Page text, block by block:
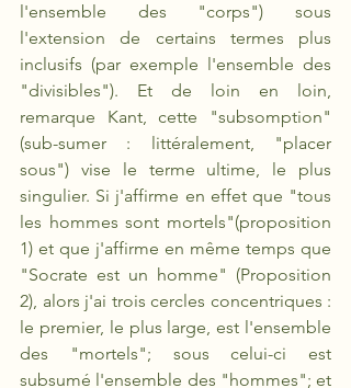
l'ensemble des "corps") sous
l'extension de certains termes plus
inclusifs (par exemple l'ensemble des
"divisibles"). Et de loin en loin,
remarque Kant, cette "subsomption"
(sub-sumer : littéralement, "placer
sous") vise le terme ultime, le plus
singulier. Si j'affirme en effet que "tous
les hommes sont mortels"(proposition
1) et que j'affirme en même temps que
"Socrate est un homme" (Proposition
2), alors j'ai trois cercles concentriques :
le premier, le plus large, est l'ensemble
des "mortels"; sous celui-ci est
subsumé l'ensemble des "hommes"; et